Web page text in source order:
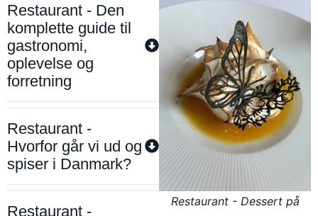
Restaurant - Den
komplette guide til
gastronomi,
oplevelse og
forretning
Restaurant -
Hvorfor går vi ud og
spiser i Danmark?
Restaurant -
Restaurant - Dessert på